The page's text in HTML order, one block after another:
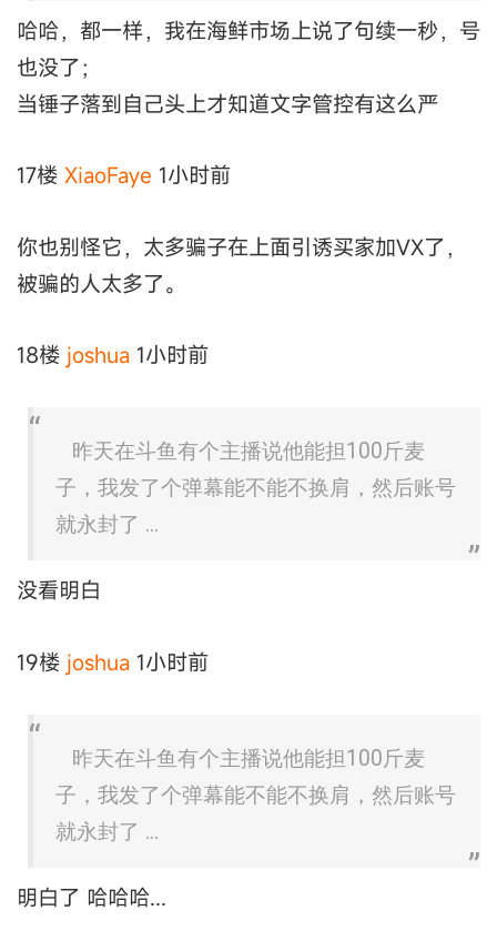
哈哈，都一样，我在海鲜市场上说了句续一秒，号
也没了；
当锤子落到自己头上才知道文字管控有这么严
17楼 XiaoFaye 1小时前
你也别怪它，太多骗子在上面引诱买家加VX了，
被骗的人太多了。
18楼 joshua 1小时前
昨天在斗鱼有个主播说他能担100斤麦
子，我发了个弹幕能不能不换肩，然后账号
就永封了 ...
没看明白
19楼 joshua 1小时前
昨天在斗鱼有个主播说他能担100斤麦
子，我发了个弹幕能不能不换肩，然后账号
就永封了 ...
明白了 哈哈哈...